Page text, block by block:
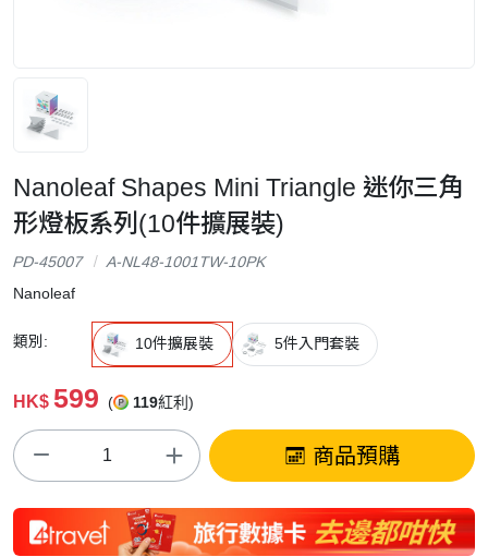
Nanoleaf Shapes Mini Triangle 迷你三角
形燈板系列(10件擴展裝)
PD-45007
A-NL48-1001TW-10PK
Nanoleaf
類別: 10件擴展裝 5件入門套裝
HK$ 599 ( 119紅利)
商品預購